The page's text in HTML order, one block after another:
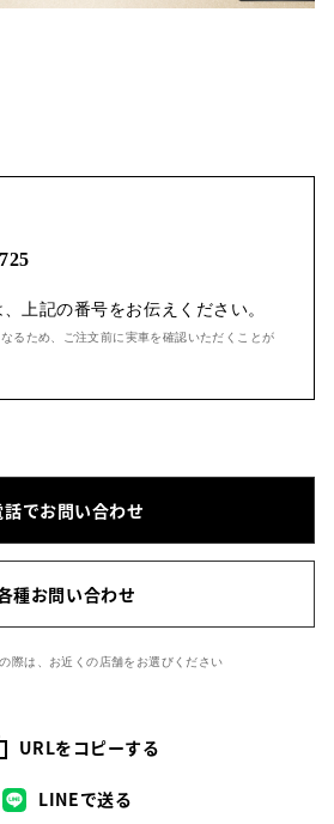
上記の番号をお伝えください。
るため、ご注文前に実車を確認いただくことが
話でお問い合わせ
種お問い合わせ
際は、お近くの店舗をお選びください
URLをコピーする
LINEで送る